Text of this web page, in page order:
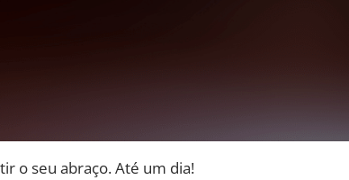
o seu abraço. Até um dia!